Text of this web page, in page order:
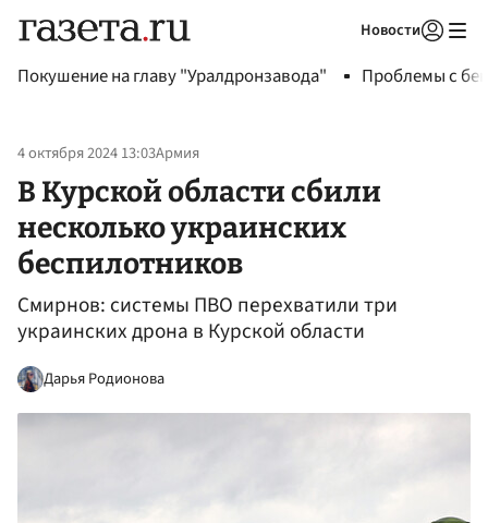
Новости
Покушение на главу "Уралдронзавода" Проблемы с
4 октября 2024 13:03Армия
В Курской области сбили
несколько украинских
беспилотников
Смирнов: системы ПВО перехватили три
украинских дрона в Курской области
Дарья Родионова